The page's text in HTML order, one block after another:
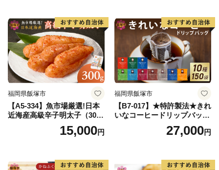
福岡県飯塚市
【A5-334】魚市場厳選!日本
近海産高級辛子明太子（300
15,000円
福岡県飯塚市
【B7-017】★特許製法★きれ
いなコーヒードリップバッグ
（10種・150袋）27,000円